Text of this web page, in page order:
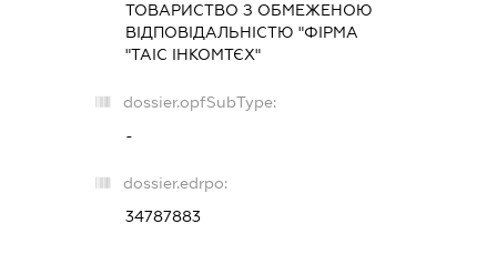
ТОВАРИСТВО З ОБМЕЖЕНОЮ
ВІДПОВІДАЛЬНІСТЮ "ФІРМА
"ТАІС ІНКОМТЄХ"
dossier.opfSubType:
-
dossier.edrpo:
34787883